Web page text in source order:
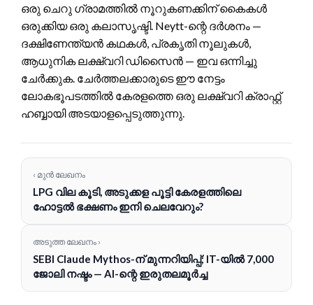
ഒരു ചെറു ഗ്രാമത്തിൽ നൂറുകണക്കിന് കൈകൾ
ഒരുക്കിയ ഒരു കലാസൃഷ്ടി. Neytt-ന്റെ ദർശനം —
ദക്ഷിണേന്ത്യൻ കഥകൾ, പ്രകൃതി നൂലുകൾ,
ആധുനിക ലക്ഷ്വറി ഡിസൈൻ — ഇവ ഒന്നിച്ചു
ചേർക്കുക. ചേർത്തലക്കാരുടെ ഈ നേട്ടം
ലോകഭൂപടത്തിൽ കേരളത്തെ ഒരു ലക്ഷ്വറി ക്രാഫ്റ്റ്
ഹബ്ബായി അടയാളപ്പെടുത്തുന്നു.
‹ മുൻ ലേഖനം
LPG വില കൂടി, അടുക്കള പൂട്ടി കേരളത്തിലെ
ഹോട്ടൽ ഭക്ഷണം ഇനി ചെലവേറും?
അടുത്ത ലേഖനം ›
SEBI Claude Mythos-ന് മുന്നറിയിപ്പ്; IT-യിൽ 7,000
ജോലി നഷ്ടം — AI-ന്റെ ഇരുതലമൂർച്ച